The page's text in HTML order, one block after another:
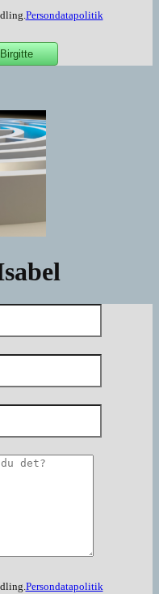
Persondatapolitik
Persondatapolitik